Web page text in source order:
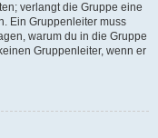
verlangt die Gruppe eine
Ein Gruppenleiter muss
warum du in die Gruppe
Gruppenleiter, wenn er